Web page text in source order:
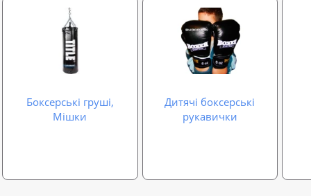
Боксерські груші,
Мішки
Дитячі боксерські
рукавички